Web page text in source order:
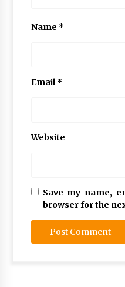
Name *
Email*
Website
Save my name,
browser for the